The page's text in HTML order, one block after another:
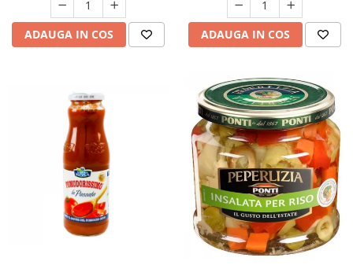
ADAUGA IN COS ADAUGA IN COS